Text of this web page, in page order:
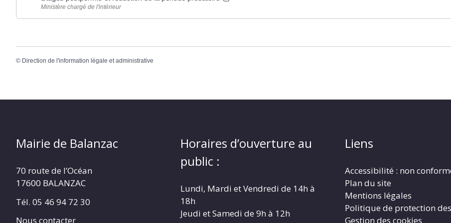
Ministère chargé de l'intérieur
© Direction de l'information légale et administrative
Mairie de Balanzac
70 route de l’Océan
17600 BALANZAC
Tél. 05 46 94 72 30
Nous contacter
Horaires d’ouverture au
public :
Lundi, Mardi et Vendredi de 14h à
18h
Jeudi et Samedi de 9h à 12h
Liens
Accessibilité : non
Plan du site
Mentions légales
Politique de protection
Gestion des cookies